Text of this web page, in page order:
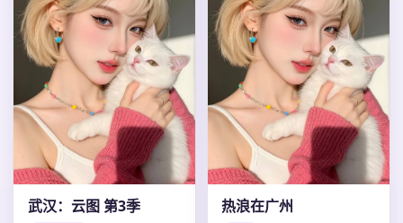
武汉：云图 第3季 热浪在广州